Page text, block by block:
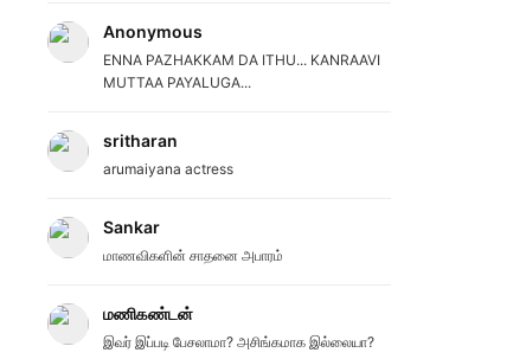
Anonymous
ENNA PAZHAKKAM DA ITHU... KANRAAVI
MUTTAA PAYALUGA...
sritharan
arumaiyana actress
Sankar
மாணவிகளின் சாதனை அபாரம்
மணிகண்டன்
இவர் இப்படி பேசலாமா? அசிங்கமாக இல்லையா?